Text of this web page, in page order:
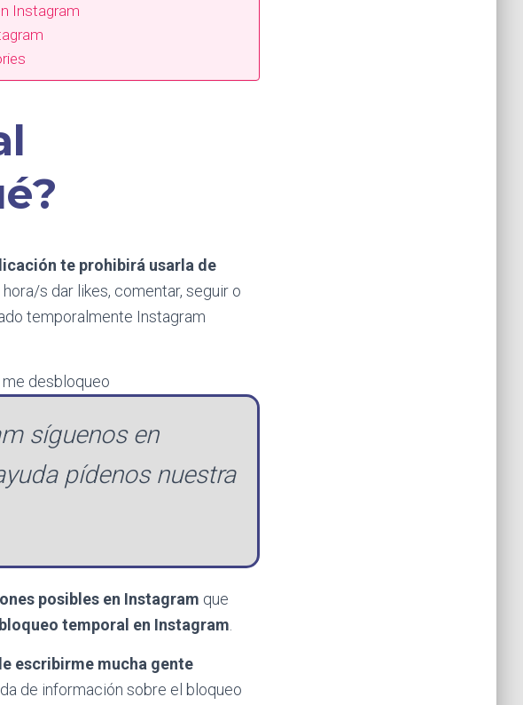
Instagram
te prohibirá usarla de
hora/s dar likes, comentar, seguir o
temporalmente Instagram
síguenos en
pídenos nuestra
posibles en Instagram que
temporal en Instagram
escribirme mucha gente
de información sobre el bloqueo